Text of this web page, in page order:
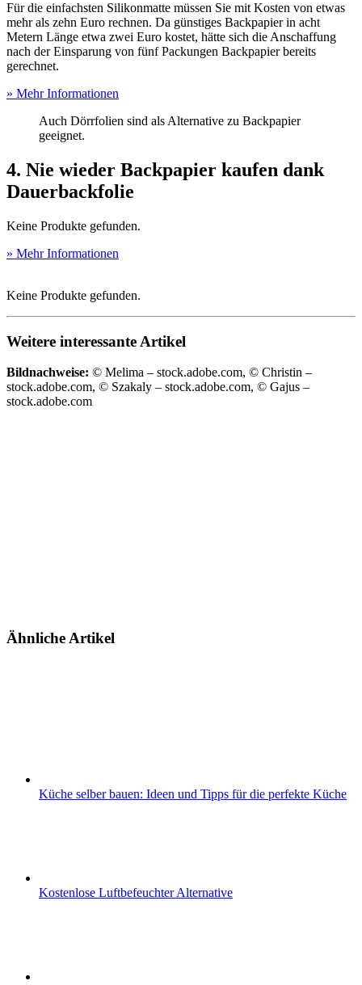
Für die einfachsten Silikonmatte müssen Sie mit Kosten von etwas
mehr als zehn Euro rechnen. Da günstiges Backpapier in acht
Metern Länge etwa zwei Euro kostet, hätte sich die Anschaffung
nach der Einsparung von fünf Packungen Backpapier bereits
gerechnet.
» Mehr Informationen
Auch Dörrfolien sind als Alternative zu Backpapier
geeignet.
4. Nie wieder Backpapier kaufen dank
Dauerbackfolie
Keine Produkte gefunden.
» Mehr Informationen
Keine Produkte gefunden.
Weitere interessante Artikel
Bildnachweise: © Melima – stock.adobe.com, © Christin –
stock.adobe.com, © Szakaly – stock.adobe.com, © Gajus –
stock.adobe.com
Ähnliche Artikel
Küche selber bauen: Ideen und Tipps für die perfekte Küche
Kostenlose Luftbefeuchter Alternative